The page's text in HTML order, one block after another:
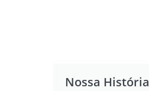
Nossa História